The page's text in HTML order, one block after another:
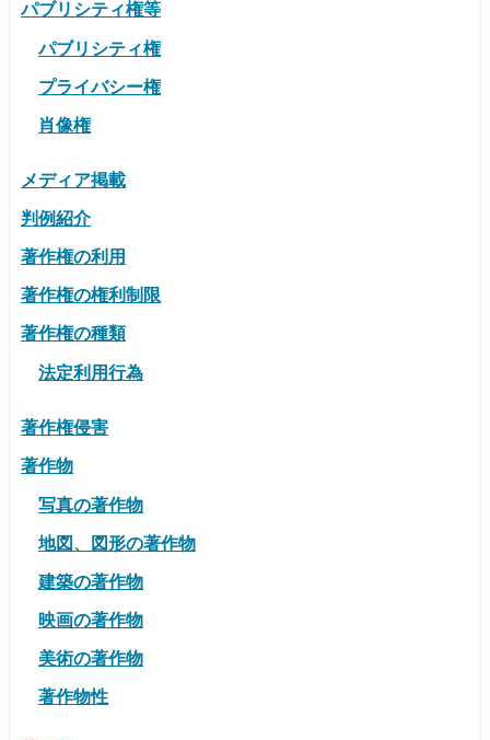
パブリシティ権等
パブリシティ権
プライバシー権
肖像権
メディア掲載
判例紹介
著作権の利用
著作権の権利制限
著作権の種類
法定利用行為
著作権侵害
著作物
写真の著作物
地図、図形の著作物
建築の著作物
映画の著作物
美術の著作物
著作物性